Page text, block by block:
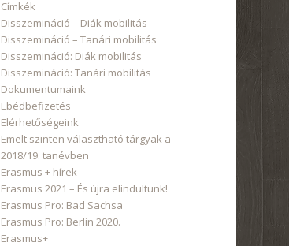
Címkék
Disszemináció – Diák mobilitás
Disszemináció – Tanári mobilitás
Disszemináció: Diák mobilitás
Disszemináció: Tanári mobilitás
Dokumentumaink
Ebédbefizetés
Elérhetőségeink
Emelt szinten választható tárgyak a
2018/19. tanévben
Erasmus + hírek
Erasmus 2021 – És újra elindultunk!
Erasmus Pro: Bad Sachsa
Erasmus Pro: Berlin 2020.
Erasmus+